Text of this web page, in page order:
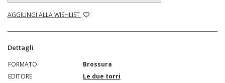
AGGIUNGI ALLA WISHLIST
Dettagli
FORMATO
Brossura
EDITORE
Le due torri